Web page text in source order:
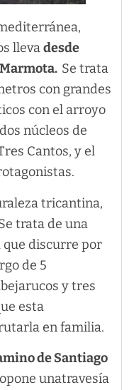
llevadesde
Se trata
con grandes
con el arroyo
núcleos de
Cantos, y el
tricantina,
trata de una
discurre por
de 5
y tres
esta
en familia.
de Santiago
unatravesía